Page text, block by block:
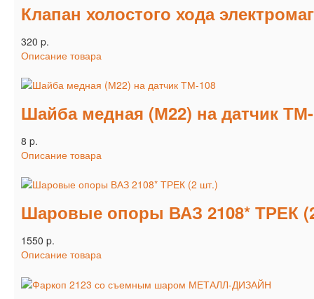
Клапан холостого хода
320 p.
Описание товара
Шайба медная (М22) на датчик
8 p.
Описание товара
Шаровые опоры ВАЗ 2108* ТРЕК
1550 p.
Описание товара